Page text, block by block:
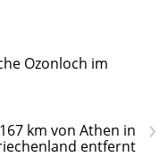
Ozonloch im
›
km von Athen in
entfernt